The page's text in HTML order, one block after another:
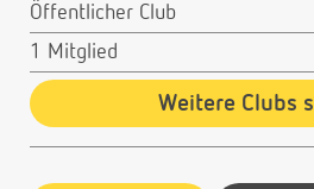
Öffentlicher Club
1 Mitglied
Weitere Clubs